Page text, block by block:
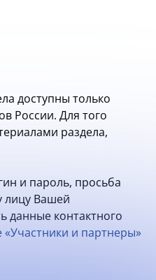
доступны только
России. Для того
раздела,
и пароль, просьба
лицу Вашей
данные контактного
«Участники и партнеры»